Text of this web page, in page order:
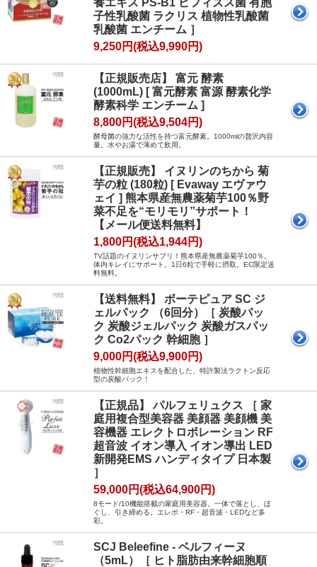
養エキス PS-B1 ビフィズス菌 有胞
子性乳酸菌 ラクリス 植物性乳酸菌
乳酸菌 エンチーム ］
9,250円(税込9,990円)
【正規販売店】 富元 酵素
(1000mL) [ 富元酵素 富源 酵素化学
酵素科学 エンチーム ]
8,800円(税込9,504円)
酵母菌の強力な活性を持つ富元酵素。1000mlの贅沢内容
量。水やお湯で薄めて飲用。
【正規販売】 イヌリンのちから 菊
芋の粒 (180粒) [ Evaway エヴァウ
ェイ ] 熊本県産無農薬菊芋100％野
菜不足を“モリモリ”サポート！
【メール便送料無料】
1,800円(税込1,944円)
TV話題のイヌリンサプリ！熊本県産無農薬菊芋100％。
体内キレイにサポート。1日6粒で手軽に摂取。EC限定送
料無料。
【送料無料】 ボーテピュア SC ジ
ェルパック （6回分）［ 炭酸パッ
ク 炭酸ジェルパック 炭酸ガスパッ
ク Co2パック 幹細胞 ］
9,000円(税込9,900円)
植物性幹細胞エキスを配合した、特許製法ラクトン反応
型の炭酸パック！
【正規品】 パルフェリュクス ［ 家
庭用複合型美容器 美顔器 美顔機 美
容機器 エレクトロポレーション RF
超音波 イオン導入 イオン導出 LED
新開発EMS ハンディタイプ 日本製
］
59,000円(税込64,900円)
8モード/10機能搭載の家庭用美容器。一体で落とし、ほ
ぐし、引き締める。エレポ・RF・超音波・LEDなど多
彩。
SCJ Beleefine - ベルフィーヌ
（5mL）［ ヒト脂肪由来幹細胞順